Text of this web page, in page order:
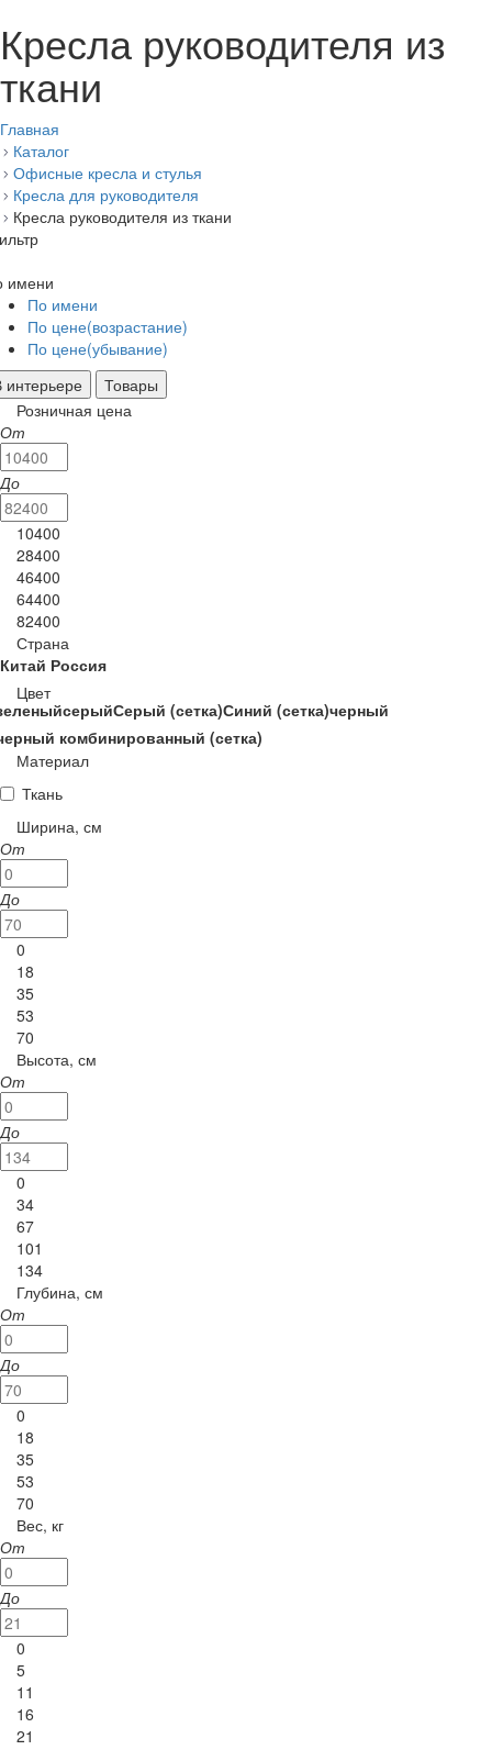
Кресла руководителя из
ткани
Главная
Каталог
Офисные кресла и стулья
Кресла для руководителя
Кресла руководителя из ткани
имени
По имени
По цене(возрастание)
По цене(убывание)
интерьере
Товары
Розничная цена
От
До
10400
28400
46400
64400
82400
Страна
Китай Россия
Цвет
серыйСерый (сетка)Синий (сетка)черный
комбинированный (сетка)
Материал
Ткань
Ширина, см
От
До
0
18
35
53
70
Высота, см
От
До
0
34
67
101
134
Глубина, см
От
До
0
18
35
53
70
Вес, кг
От
До
0
5
11
16
21